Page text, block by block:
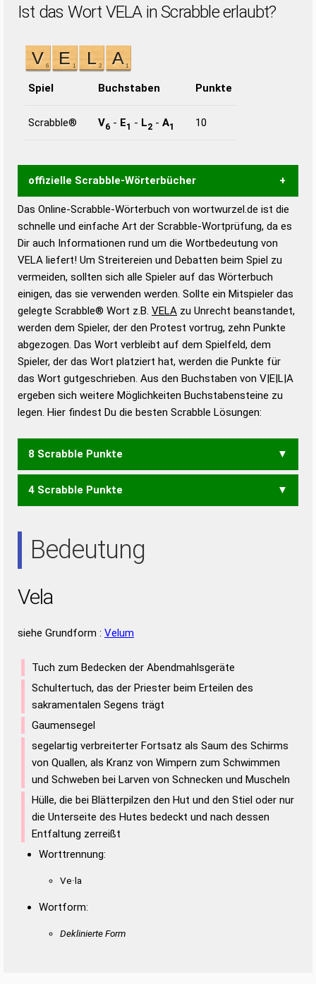
Ist das Wort VELA in Scrabble erlaubt?
Spiel Buchstaben Punkte
Scrabble® V6 - E1 - L2 - A1 10
offizielle Scrabble-Wörterbücher
Wortwurzel liefert mit Hilfe eines semantischen
Wortanalyse-Algorithmus gute Anhaltspunkte zu
Wortbedeutung, Worttrennung und Wortform, um die
Gültigkeit eines Wortes für das Scrabble-Spiel zu
bestimmen!
zugelassene Turnier Scrabble-
Wörterbücher sind:
Duden – Standardwerk in 12 Bänden
Duden – Richtiges und gutes
Deutsch
Duden – Die deutsche Grammatik
Duden – Deutsches
Universalwörterbuch
Das Online-Scrabble-Wörterbuch von wortwurzel.de ist die
schnelle und einfache Art der Scrabble-Wortprüfung, da es
Dir auch Informationen rund um die Wortbedeutung von
VELA liefert! Um Streitereien und Debatten beim Spiel zu
vermeiden, sollten sich alle Spieler auf das Wörterbuch
einigen, das sie verwenden werden. Sollte ein Mitspieler das
gelegte Scrabble® Wort z.B. VELA zu Unrecht beanstandet,
werden dem Spieler, der den Protest vortrug, zehn Punkte
abgezogen. Das Wort verbleibt auf dem Spielfeld, dem
Spieler, der das Wort platziert hat, werden die Punkte für
das Wort gutgeschrieben. Aus den Buchstaben von V|E|L|A
ergeben sich weitere Möglichkeiten Buchstabensteine zu
legen. Hier findest Du die besten Scrabble Lösungen:
8 Scrabble Punkte
AVE EVA
4 Scrabble Punkte
Bedeutung
Vela
siehe Grundform : Velum
Tuch zum Bedecken der Abendmahlsgeräte
Schultertuch, das der Priester beim Erteilen des
sakramentalen Segens trägt
Gaumensegel
segelartig verbreiterter Fortsatz als Saum des Schirms
von Quallen, als Kranz von Wimpern zum Schwimmen
und Schweben bei Larven von Schnecken und Muscheln
Hülle, die bei Blätterpilzen den Hut und den Stiel oder nur
die Unterseite des Hutes bedeckt und nach dessen
Entfaltung zerreißt
Worttrennung:
Ve·la
Wortform:
Deklinierte Form